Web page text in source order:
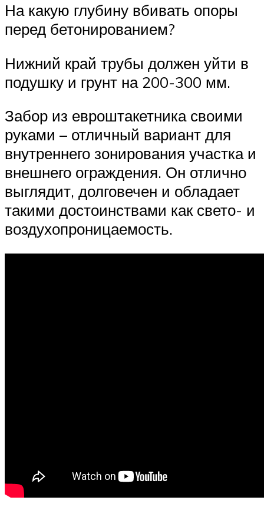
На какую глубину вбивать опоры
перед бетонированием?
Нижний край трубы должен уйти в
подушку и грунт на 200-300 мм.
Забор из евроштакетника своими
руками – отличный вариант для
внутреннего зонирования участка и
внешнего ограждения. Он отлично
выглядит, долговечен и обладает
такими достоинствами как свето- и
воздухопроницаемость.